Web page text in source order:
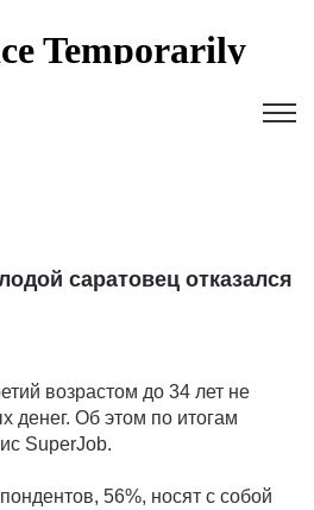
саратовец отказался
возрастом до 34 лет не
денег. Об этом по итогам
SuperJob.
56%, носят с собой